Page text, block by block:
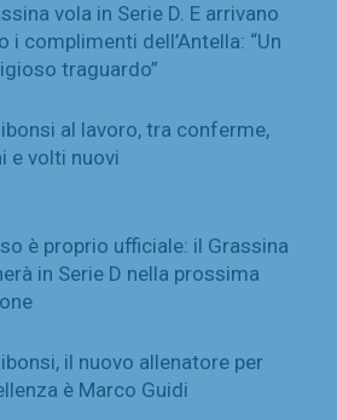
vola in Serie D. E arrivano
i complimenti dell’Antella: “Un
traguardo”
al lavoro, tra conferme,
e volti nuovi
è proprio ufficiale: il Grassina
in Serie D nella prossima
il nuovo allenatore per
è Marco Guidi